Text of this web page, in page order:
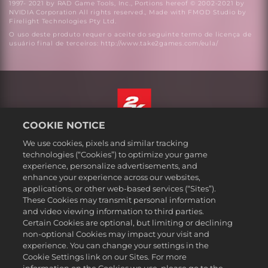
1997- 2021 by RAD Game Tools, Inc., Portions hereof © 2002-2021 by
NVIDIA Corporation All rights reserved., Made with FMOD Studio by
Firelight Technologies Pty Ltd.
O uso deste produto requer o aceite do seguinte termo de licença de
usuário final de terceiros: http://www.take2games.com/eula/
Termos legais
Política de Privacidade
Política de Cookies
Suporte
Não vender nem compartilhar minhas informações pessoais
Consulta de pedidos e reembolsos
Parceiros de anúncios 2K
Português - Brasil
COOKIE NOTICE
We use cookies, pixels and similar tracking
technologies (“Cookies”) to optimize your game
experience, personalize advertisements, and
enhance your experience across our websites,
applications, or other web-based services (“Sites”).
These Cookies may transmit personal information
and video viewing information to third parties.
Certain Cookies are optional, but limiting or declining
non-optional Cookies may impact your visit and
experience. You can change your settings in the
Cookie Settings link on our Sites. For more